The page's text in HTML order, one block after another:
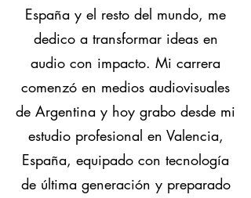
España y el resto del mundo, me
dedico a transformar ideas en
audio con impacto. Mi carrera
comenzó en medios audiovisuales
de Argentina y hoy grabo desde mi
estudio profesional en Valencia,
España, equipado con tecnología
de última generación y preparado